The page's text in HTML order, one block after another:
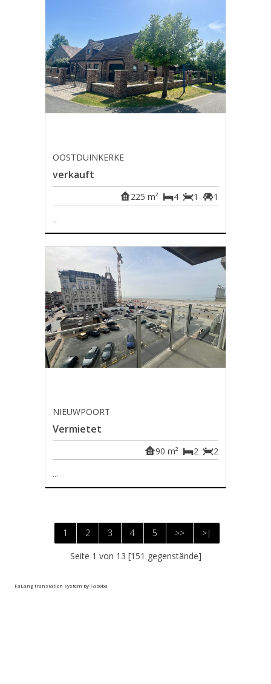
OOSTDUINKERKE
verkauft
1
1
4
225 m²
...
NIEUWPOORT
Vermietet
2
2
90 m²
...
1 2 3 4 5 >>
>|
Seite 1 von 13 [151 gegenstände]
FaLang translation system by Faboba